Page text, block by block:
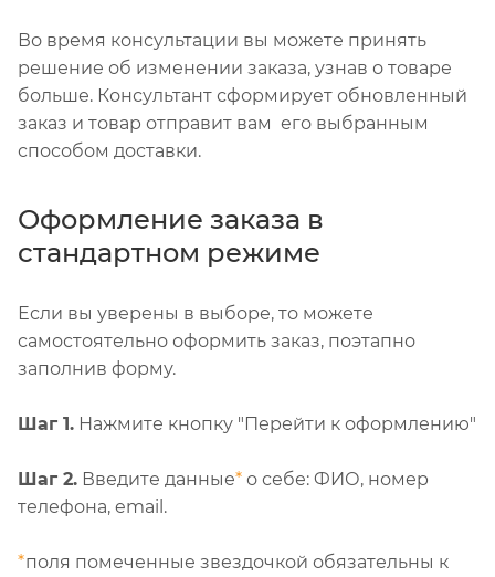
Во время консультации вы можете принять
решение об изменении заказа, узнав о товаре
больше. Консультант сформирует обновленный
заказ и товар отправит вам его выбранным
способом доставки.
Оформление заказа в
стандартном режиме
Если вы уверены в выборе, то можете
самостоятельно оформить заказ, поэтапно
заполнив форму.
Шаг 1. Нажмите кнопку "Перейти к оформлению"
Шаг 2. Введите данные* о себе: ФИО, номер
телефона, email.
*поля помеченные звездочкой обязательны к